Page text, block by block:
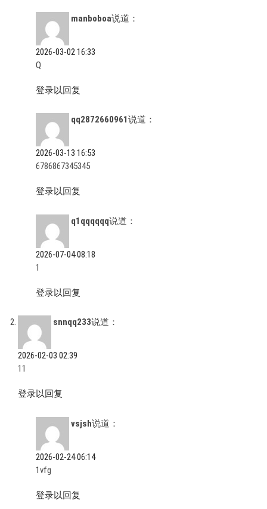
manboboa说道：
2026-03-02 16:33
Q
登录以回复
qq2872660961说道：
2026-03-13 16:53
6786867345345
登录以回复
q1qqqqqq说道：
2026-07-04 08:18
1
登录以回复
snnqq233说道：
2026-02-03 02:39
11
登录以回复
vsjsh说道：
2026-02-24 06:14
1vfg
登录以回复